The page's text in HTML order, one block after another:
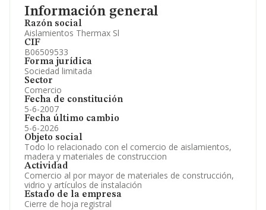
Información general
Razón social
Aislamientos Thermax Sl
CIF
B06509533
Forma jurídica
Sociedad limitada
Sector
Comercio
Fecha de constitución
5-6-2007
Fecha último cambio
5-6-2026
Objeto social
Todo lo relacionado con el comercio de aislamientos,
madera y materiales de construccion
Actividad
Comercio al por mayor de materiales de construcción,
vidrio y artículos de instalación
Estado de la empresa
Cierre de hoja registral
Información oficial y registral complementaria.